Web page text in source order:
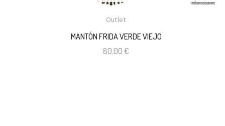
Outlet
MANTÓN FRIDA VERDE VIEJO
80,00 €